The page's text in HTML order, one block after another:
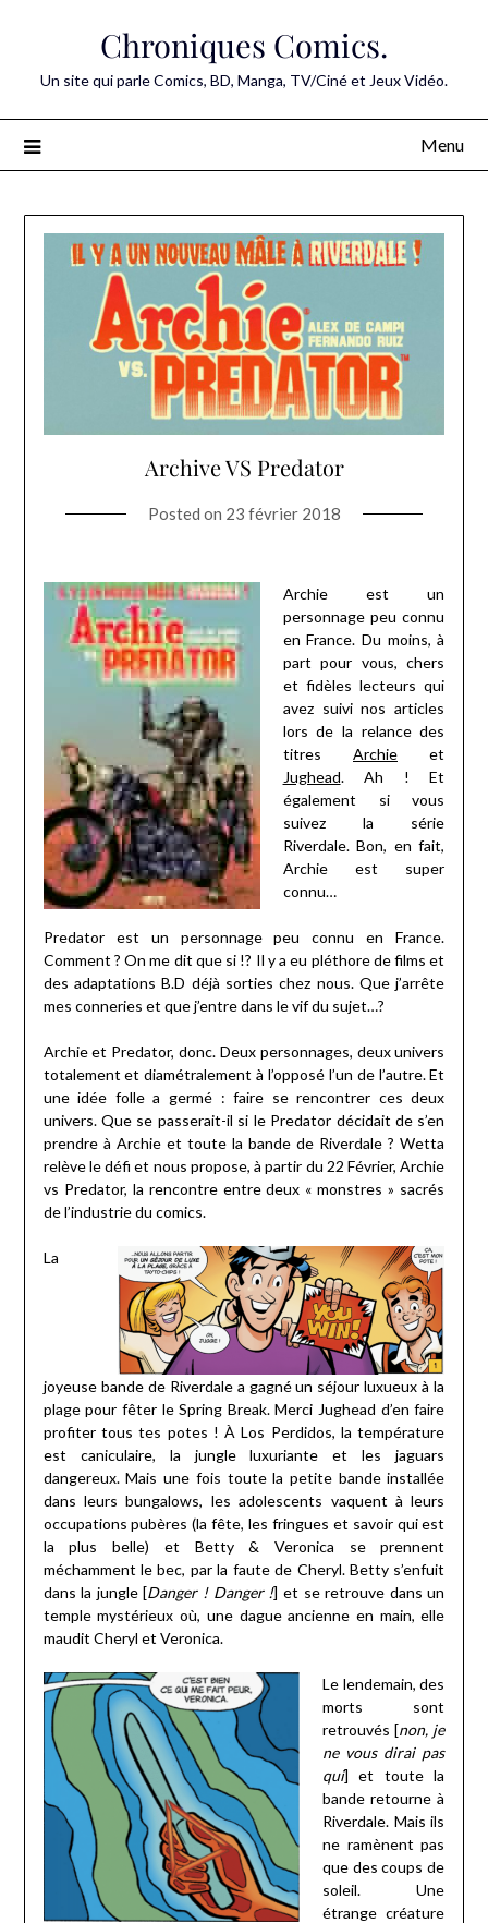
Chroniques Comics.
Un site qui parle Comics, BD, Manga, TV/Ciné et Jeux Vidéo.
Menu
Archive VS Predator
Posted on 23 février 2018
Archie est un
personnage peu connu
en France. Du moins, à
part pour vous, chers
et fidèles lecteurs qui
avez suivi nos articles
lors de la relance des
titres Archie et
Jughead. Ah ! Et
également si vous
suivez la série
Riverdale. Bon, en fait,
Archie est super
connu…
Predator est un personnage peu connu en France.
Comment ? On me dit que si !? Il y a eu pléthore de films et
des adaptations B.D déjà sorties chez nous. Que j’arrête
mes conneries et que j’entre dans le vif du sujet…?
Archie et Predator, donc. Deux personnages, deux univers
totalement et diamétralement à l’opposé l’un de l’autre. Et
une idée folle a germé : faire se rencontrer ces deux
univers. Que se passerait-il si le Predator décidait de s’en
prendre à Archie et toute la bande de Riverdale ? Wetta
relève le défi et nous propose, à partir du 22 Février, Archie
vs Predator, la rencontre entre deux « monstres » sacrés
de l’industrie du comics.
La
joyeuse bande de Riverdale a gagné un séjour luxueux à la
plage pour fêter le Spring Break. Merci Jughead d’en faire
profiter tous tes potes ! À Los Perdidos, la température
est caniculaire, la jungle luxuriante et les jaguars
dangereux. Mais une fois toute la petite bande installée
dans leurs bungalows, les adolescents vaquent à leurs
occupations pubères (la fête, les fringues et savoir qui est
la plus belle) et Betty & Veronica se prennent
méchamment le bec, par la faute de Cheryl. Betty s’enfuit
dans la jungle [Danger ! Danger !] et se retrouve dans un
temple mystérieux où, une dague ancienne en main, elle
maudit Cheryl et Veronica.
Le lendemain, des
morts sont
retrouvés [non, je
ne vous dirai pas
qui] et toute la
bande retourne à
Riverdale. Mais ils
ne ramènent pas
que des coups de
soleil. Une
étrange créature